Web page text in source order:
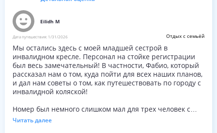
Eilidh M
Дата путешествия: 1/31/2026 Отдых с семьёй
Мы остались здесь с моей младшей сестрой в
инвалидном кресле. Персонал на стойке регистрации
был весь замечательный! В частности, Фабио, который
рассказал нам о том, куда пойти для всех наших планов,
и дал нам советы о том, как путешествовать по городу с
инвалидной коляской!
Номер был немного слишком мал для трех человек с
инвалидной коляской, но был в порядке для нас, так как
моя сестра может идти на небольшие расстояния. Я
Читать далее